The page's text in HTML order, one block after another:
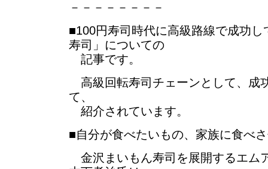
－－－－－－－－
■100円寿司時代に高級路線で成功
寿司」についての
記事です。
高級回転寿司チェーンとして、成
て、
紹介されています。
■自分が食べたいもの、家族に食べ
金沢まいもん寿司を展開するエム